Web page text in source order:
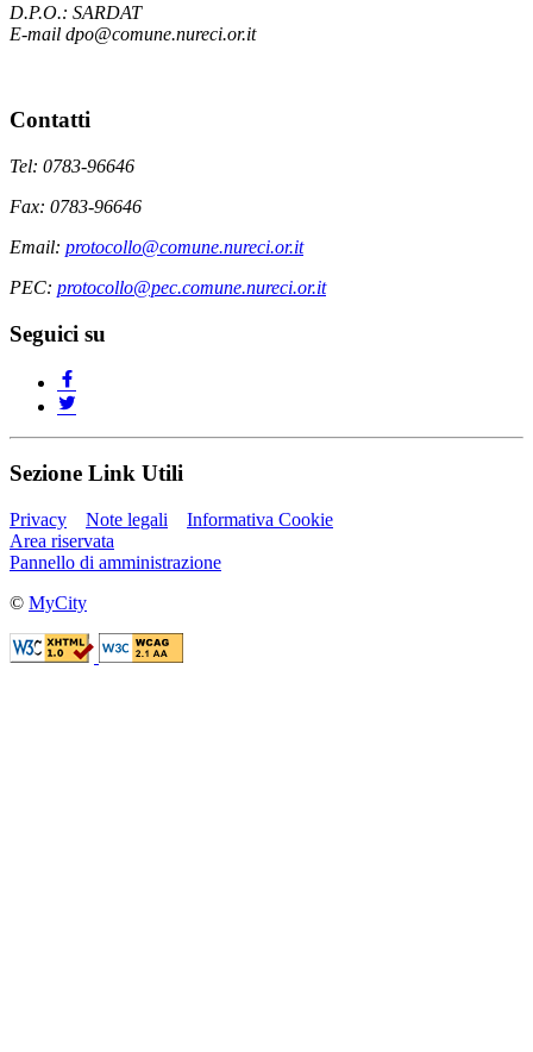
D.P.O.: SARDAT
E-mail dpo@comune.nureci.or.it
Contatti
Tel: 0783-96646
Fax: 0783-96646
Email: protocollo@comune.nureci.or.it
PEC: protocollo@pec.comune.nureci.or.it
Seguici su
Sezione Link Utili
Privacy Note legali
Informativa Cookie
Area riservata
Pannello di amministrazione
© MyCity